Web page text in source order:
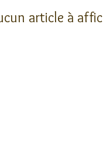
article à